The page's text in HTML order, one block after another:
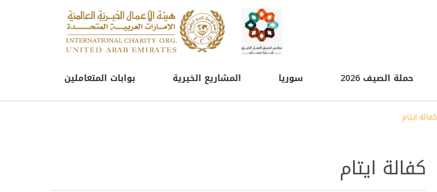
حملة الصيف 2026 سوريا المشاريع الخيرية
كفالة ايتام
كفالة ايتام